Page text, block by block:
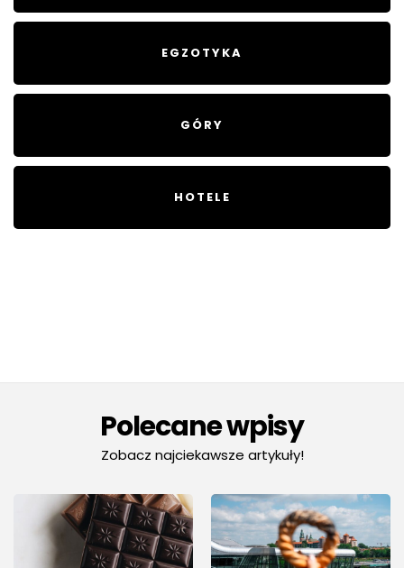
EGZOTYKA
GÓRY
HOTELE
Polecane wpisy
Zobacz najciekawsze artykuły!